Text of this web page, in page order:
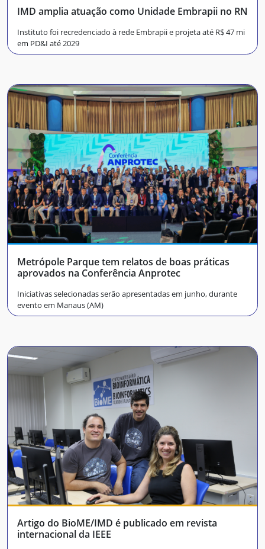
IMD amplia atuação como Unidade Embrapii no RN
Instituto foi recredenciado à rede Embrapii e projeta até R$ 47 mi
em PD&I até 2029
Metrópole Parque tem relatos de boas práticas
aprovados na Conferência Anprotec
Iniciativas selecionadas serão apresentadas em junho, durante
evento em Manaus (AM)
Artigo do BioME/IMD é publicado em revista
internacional da IEEE